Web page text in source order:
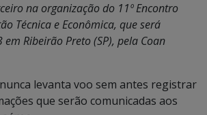
na organização do 11º Encontro
Técnica e Econômica, que será
Ribeirão Preto (SP), pela Coan
levanta voo sem antes registrar
que serão comunicadas aos